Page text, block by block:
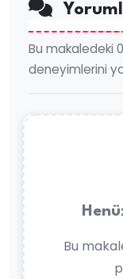
Bu makaledeki 0
deneyimlerini
Bu